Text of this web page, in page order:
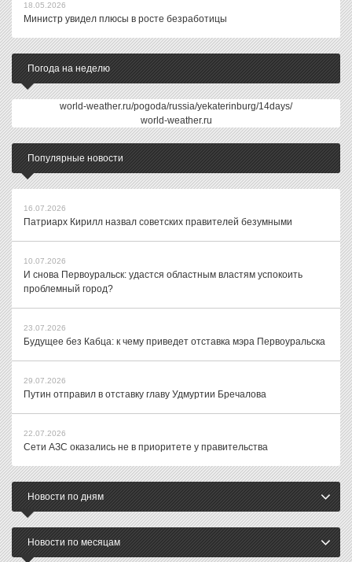
18.05.2026
Министр увидел плюсы в росте безработицы
Погода на неделю
world-weather.ru/pogoda/russia/yekaterinburg/14days/
world-weather.ru
Популярные новости
16.07.2026
Патриарх Кирилл назвал советских правителей безумными
10.07.2026
И снова Первоуральск: удастся областным властям успокоить
проблемный город?
23.07.2026
Будущее без Кабца: к чему приведет отставка мэра Первоуральска
29.07.2026
Путин отправил в отставку главу Удмуртии Бречалова
22.07.2026
Сети АЗС оказались не в приоритете у правительства
Новости по дням
Новости по месяцам